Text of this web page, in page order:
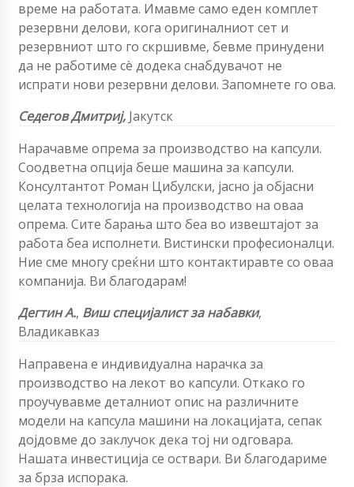
време на работата. Имавме само еден комплет
резервни делови, кога оригиналниот сет и
резервниот што го скршивме, бевме принудени
да не работиме сè додека снабдувачот не
испрати нови резервни делови. Запомнете го ова.
Седегов Дмитриј, Јакутск
Нарачавме опрема за производство на капсули.
Соодветна опција беше машина за капсули.
Консултантот Роман Цибулски, јасно ја објасни
целата технологија на производство на оваа
опрема. Сите барања што беа во извештајот за
работа беа исполнети. Вистински професионалци.
Ние сме многу среќни што контактиравте со оваа
компанија. Ви благодарам!
Дегтин А., Виш специјалист за набавки,
Владикавказ
Направена е индивидуална нарачка за
производство на лекот во капсули. Откако го
проучувавме деталниот опис на различните
модели на капсула машини на локацијата, сепак
дојдовме до заклучок дека тој ни одговара.
Нашата инвестиција се оствари. Ви благодариме
за брза испорака.